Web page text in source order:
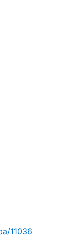
11036